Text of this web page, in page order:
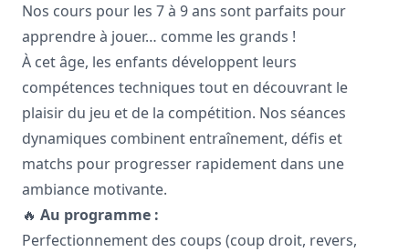
Nos cours pour les 7 à 9 ans sont parfaits pour
apprendre à jouer… comme les grands !
À cet âge, les enfants développent leurs
compétences techniques tout en découvrant le
plaisir du jeu et de la compétition. Nos séances
dynamiques combinent entraînement, défis et
matchs pour progresser rapidement dans une
ambiance motivante.
🔥 Au programme :
Perfectionnement des coups (coup droit, revers,